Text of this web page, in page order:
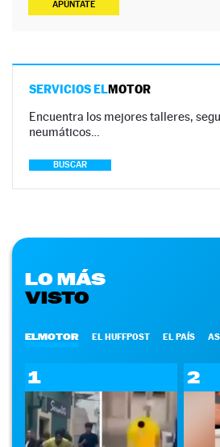
APÚNTATE
SERVICIOS ELMOTOR
Encuentra los mejores talleres,
neumáticos…
BUSCAR
LO MÁS
VISTO
ELMOTOR EL HUFFPOST EL PAÍS AS
1 2